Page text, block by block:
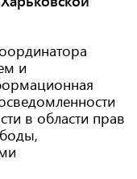
и
в области прав